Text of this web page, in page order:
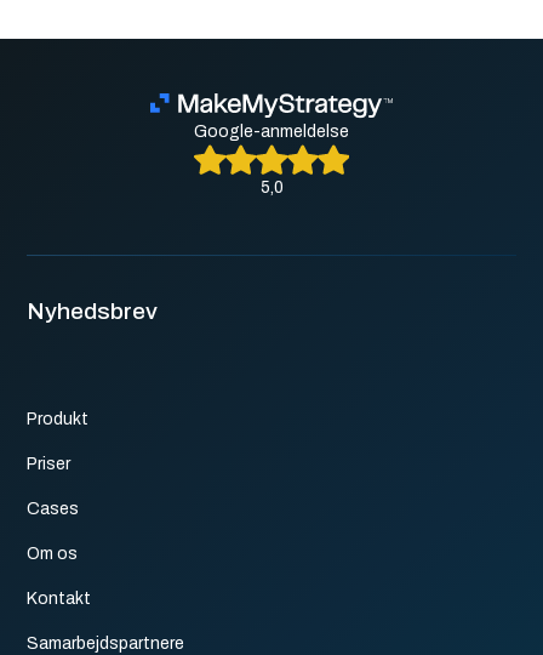
Google-anmeldelse
5,0
Nyhedsbrev
Produkt
Priser
Cases
Om os
Kontakt
Samarbejdspartnere